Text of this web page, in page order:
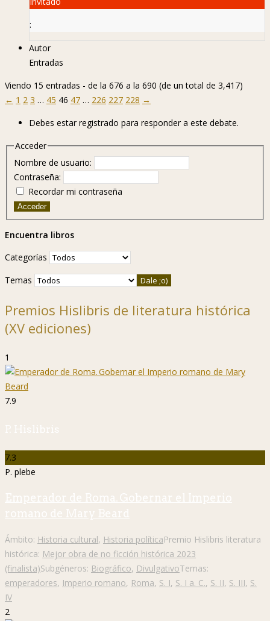
:
Autor
Entradas
Viendo 15 entradas - de la 676 a la 690 (de un total de 3,417)
← 1 2 3 … 45 46 47 … 226 227 228 →
Debes estar registrado para responder a este debate.
Acceder
Nombre de usuario:
Contraseña:
Recordar mi contraseña
Acceder
Encuentra libros
Categorías
Temas
Premios Hislibris de literatura histórica
(XV ediciones)
1
7.9
P. Hislibris
7.3
P. plebe
Emperador de Roma. Gobernar el Imperio
romano de Mary Beard
Ámbito: Historia cultural, Historia políticaPremio Hislibris literatura
histórica: Mejor obra de no ficción histórica 2023
(finalista)Subgéneros: Biográfico, DivulgativoTemas:
emperadores, Imperio romano, Roma, S. I, S. I a. C., S. II, S. III, S.
IV
2